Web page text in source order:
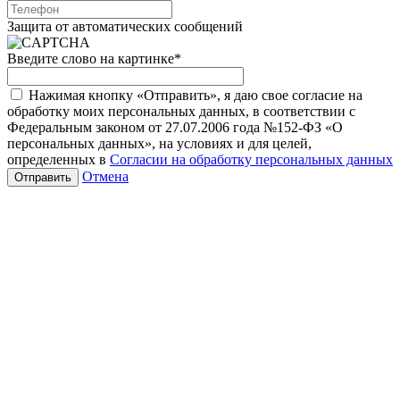
Защита от автоматических сообщений
Введите слово на картинке*
Нажимая кнопку «Отправить», я даю свое согласие на
обработку моих персональных данных, в соответствии с
Федеральным законом от 27.07.2006 года №152-ФЗ «О
персональных данных», на условиях и для целей,
определенных в Согласии на обработку персональных данных
Отмена